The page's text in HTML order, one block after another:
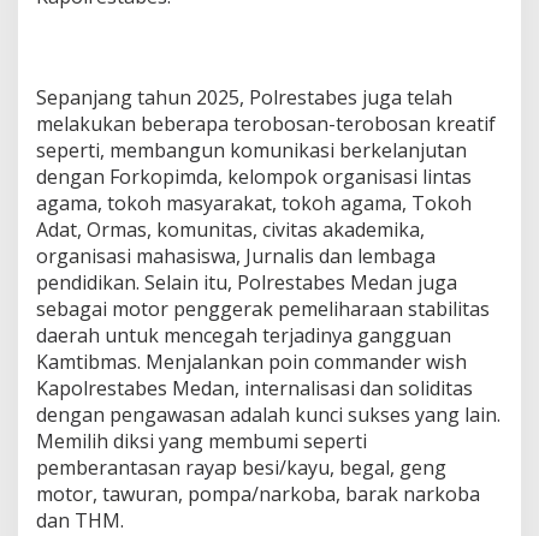
Sepanjang tahun 2025, Polrestabes juga telah
melakukan beberapa terobosan-terobosan kreatif
seperti, membangun komunikasi berkelanjutan
dengan Forkopimda, kelompok organisasi lintas
agama, tokoh masyarakat, tokoh agama, Tokoh
Adat, Ormas, komunitas, civitas akademika,
organisasi mahasiswa, Jurnalis dan lembaga
pendidikan. Selain itu, Polrestabes Medan juga
sebagai motor penggerak pemeliharaan stabilitas
daerah untuk mencegah terjadinya gangguan
Kamtibmas. Menjalankan poin commander wish
Kapolrestabes Medan, internalisasi dan soliditas
dengan pengawasan adalah kunci sukses yang lain.
Memilih diksi yang membumi seperti
pemberantasan rayap besi/kayu, begal, geng
motor, tawuran, pompa/narkoba, barak narkoba
dan THM.